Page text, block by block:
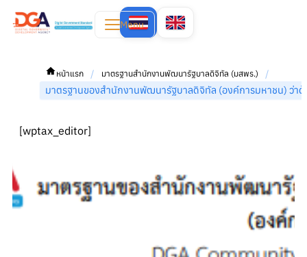
Menu
หน้าแรก / มาตรฐานสำนักงานพัฒนารัฐบาลดิจิทัล (มสพร.)
/
มาตรฐานของสำนักงานพัฒนารัฐบาลดิจิทัล (องค์การมหาชน) ว่าด้ว
[wptax_editor]